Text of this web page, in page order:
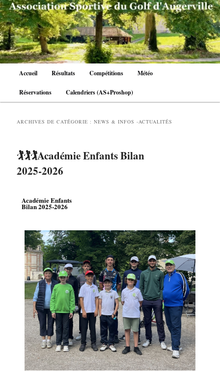
Aller
au
contenu
principal
Aller
au
contenu
secondaire
Accueil Résultats Compétitions Météo
Réservations Calendriers (AS+Proshop)
ARCHIVES DE CATÉGORIE :NEWS & INFOS -ACTUALITÉS
🏌️🏌️🏌️Académie Enfants Bilan
2025-2026
Académie Enfants
Bilan 2025-2026